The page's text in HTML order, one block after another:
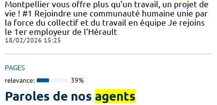
Montpellier vous offre plus qu’un travail, un projet de
vie ! #1 Rejoindre une communauté humaine unie par
la force du collectif et du travail en équipe Je rejoins
le 1er employeur de l’Hérault
18/02/2026 15:25
PAGES
relevance: 39%
Paroles de nos agents